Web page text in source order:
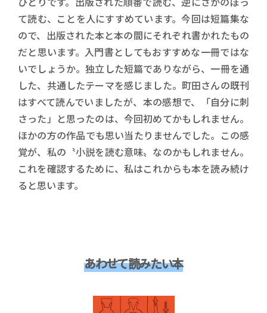
て読む、ことを人にすすめています。今回は短篇集な
ので、出版された本と本の間にそれぞれ書かれたもの
だと思います。入門書としてもおすすめな一冊ではな
いでしょうか。独立した短篇でありながら、一冊を通
した、共通したテーマを感じました。町田さんの既刊
はすべて読んでいましたが、本の感想で、「自分に刺
さった」と思ったのは、今回初めてかもしれません。
ほかの方の作品でも思い当たりませんでした。この感
覚が、私の〝小説を読む意味〟なのかもしれません。
これを確認するために、私はこれからも本を読み続け
ると思います。
あわせて読みたい本